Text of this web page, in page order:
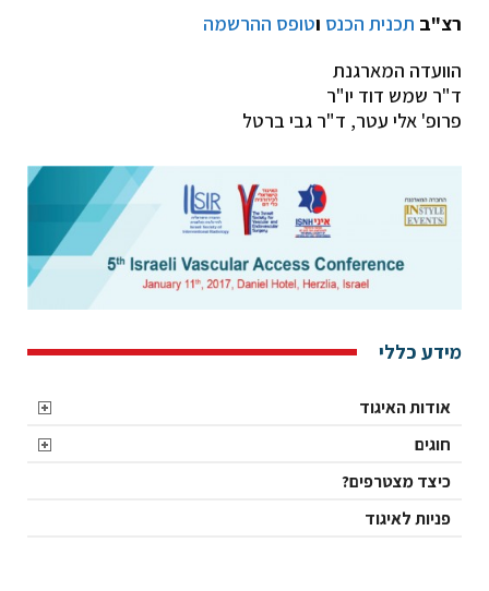
רצ"ב תכנית הכנס וטופס ההרשמה
הוועדה המארגנת
ד"ר שמש דוד יו"ר
פרופ' אלי עטר, ד"ר גבי ברטל
מידע כללי
אודות האיגוד
חוגים
כיצד מצטרפים?
פניות לאיגוד